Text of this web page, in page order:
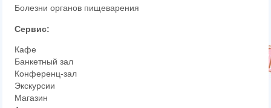
Болезни органов пищеварения
Сервис:
Кафе
Банкетный зал
Конференц-зал
Экскурсии
Магазин